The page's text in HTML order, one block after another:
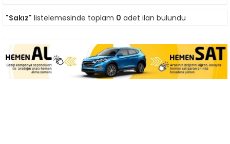
"Sakız" listelemesinde toplam 0 adet ilan bulundu